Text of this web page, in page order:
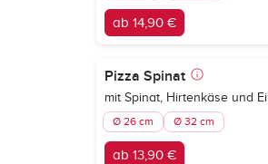
ab 14,90 €
Pizza Spinat
mit Spinat, Hirtenkäse und Ei
Ø 26 cm Ø 32 cm
ab 13,90 €